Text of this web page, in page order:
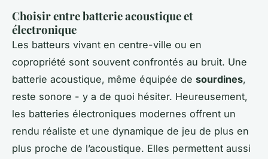
Choisir entre batterie acoustique et
électronique
Les batteurs vivant en centre-ville ou en
copropriété sont souvent confrontés au bruit. Une
batterie acoustique, même équipée de sourdines,
reste sonore - y a de quoi hésiter. Heureusement,
les batteries électroniques modernes offrent un
rendu réaliste et une dynamique de jeu de plus en
plus proche de l’acoustique. Elles permettent aussi